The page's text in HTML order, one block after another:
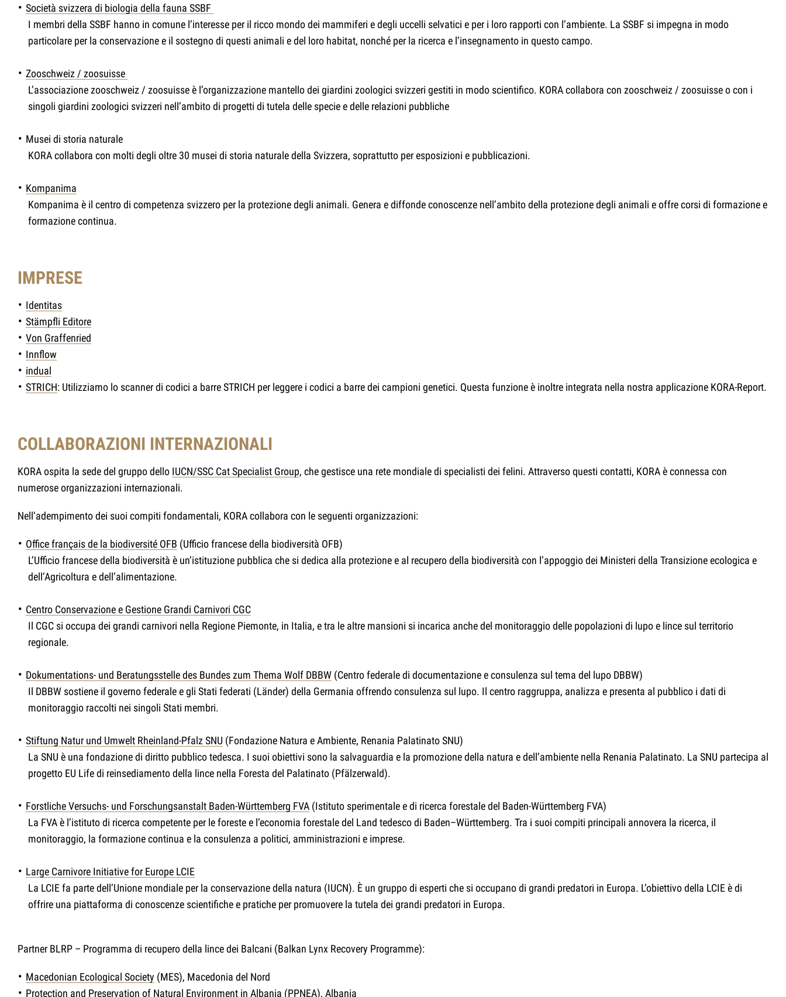
Società svizzera di biologia della fauna SSBF
I membri della SSBF hanno in comune l’interesse per il ricco mondo dei mammiferi e degli uccelli selvatici e per i loro rapporti con l’ambiente. La SSBF si impegna in modo
particolare per la conservazione e il sostegno di questi animali e del loro habitat, nonché per la ricerca e l’insegnamento in questo campo.
Zooschweiz / zoosuisse
L’associazione zooschweiz / zoosuisse è l’organizzazione mantello dei giardini zoologici svizzeri gestiti in modo scientifico. KORA collabora con zooschweiz / zoosuisse o con i
singoli giardini zoologici svizzeri nell’ambito di progetti di tutela delle specie e delle relazioni pubbliche
Musei di storia naturale
KORA collabora con molti degli oltre 30 musei di storia naturale della Svizzera, soprattutto per esposizioni e pubblicazioni.
Kompanima
Kompanima è il centro di competenza svizzero per la protezione degli animali. Genera e diffonde conoscenze nell’ambito della protezione degli animali e offre corsi di formazione e
formazione continua.
IMPRESE
Identitas
Stämpfli Editore
Von Graffenried
Innflow
indual
STRICH: Utilizziamo lo scanner di codici a barre STRICH per leggere i codici a barre dei campioni genetici. Questa funzione è inoltre integrata nella nostra applicazione KORA-Report.
COLLABORAZIONI INTERNAZIONALI
KORA ospita la sede del gruppo dello IUCN/SSC Cat Specialist Group, che gestisce una rete mondiale di specialisti dei felini. Attraverso questi contatti, KORA è connessa con
numerose organizzazioni internazionali.
Nell’adempimento dei suoi compiti fondamentali, KORA collabora con le seguenti organizzazioni:
Office français de la biodiversité OFB (Ufficio francese della biodiversità OFB)
L’Ufficio francese della biodiversità è un’istituzione pubblica che si dedica alla protezione e al recupero della biodiversità con l’appoggio dei Ministeri della Transizione ecologica e
dell’Agricoltura e dell’alimentazione.
Centro Conservazione e Gestione Grandi Carnivori CGC
Il CGC si occupa dei grandi carnivori nella Regione Piemonte, in Italia, e tra le altre mansioni si incarica anche del monitoraggio delle popolazioni di lupo e lince sul territorio
regionale.
Dokumentations- und Beratungsstelle des Bundes zum Thema Wolf DBBW (Centro federale di documentazione e consulenza sul tema del lupo DBBW)
Il DBBW sostiene il governo federale e gli Stati federati (Länder) della Germania offrendo consulenza sul lupo. Il centro raggruppa, analizza e presenta al pubblico i dati di
monitoraggio raccolti nei singoli Stati membri.
Stiftung Natur und Umwelt Rheinland-Pfalz SNU (Fondazione Natura e Ambiente, Renania Palatinato SNU)
La SNU è una fondazione di diritto pubblico tedesca. I suoi obiettivi sono la salvaguardia e la promozione della natura e dell’ambiente nella Renania Palatinato. La SNU partecipa al
progetto EU Life di reinsediamento della lince nella Foresta del Palatinato (Pfälzerwald).
Forstliche Versuchs- und Forschungsanstalt Baden-Württemberg FVA (Istituto sperimentale e di ricerca forestale del Baden-Württemberg FVA)
La FVA è l’istituto di ricerca competente per le foreste e l’economia forestale del Land tedesco di Baden–Württemberg. Tra i suoi compiti principali annovera la ricerca, il
monitoraggio, la formazione continua e la consulenza a politici, amministrazioni e imprese.
Large Carnivore Initiative for Europe LCIE
La LCIE fa parte dell’Unione mondiale per la conservazione della natura (IUCN). È un gruppo di esperti che si occupano di grandi predatori in Europa. L’obiettivo della LCIE è di
offrire una piattaforma di conoscenze scientifiche e pratiche per promuovere la tutela dei grandi predatori in Europa.
Partner BLRP – Programma di recupero della lince dei Balcani (Balkan Lynx Recovery Programme):
Macedonian Ecological Society (MES), Macedonia del Nord
Protection and Preservation of Natural Environment in Albania (PPNEA), Albania